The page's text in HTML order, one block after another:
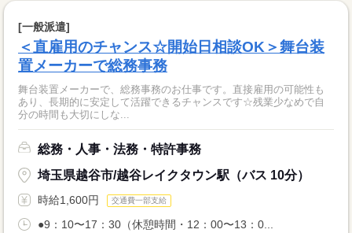
[一般派遣]
＜直雇用のチャンス☆開始日相談OK＞舞台装
置メーカーで総務事務
舞台装置メーカーで、総務事務のお仕事です。直接雇用の可能性も
あり、長期的に安定して活躍できるチャンスです☆残業少なめで自
分の時間も大切にしな...
総務・人事・法務・特許事務
埼玉県越谷市/越谷レイクタウン駅（バス 10分）
時給1,600円 交通費一部支給
●9：10〜17：30（休憩時間・12：00〜13：0...